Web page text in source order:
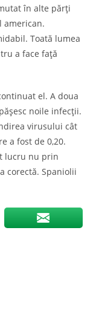
în alte părți
american.
Toată lumea
a face față
el. A doua
noile infecții.
virusului cât
a fost de 0,20.
lucru nu prin
corectă. Spaniolii